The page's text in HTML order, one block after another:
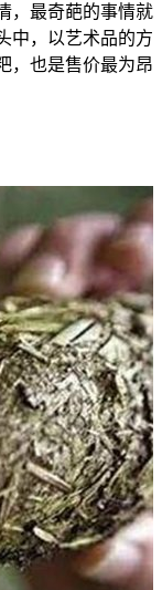
，最奇葩的事情就
中，以艺术品的方
，也是售价最为昂